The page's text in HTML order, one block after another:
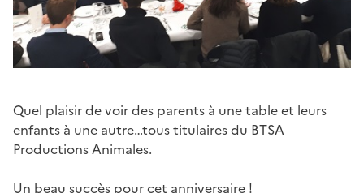
Quel plaisir de voir des parents à une table et leurs
enfants à une autre…tous titulaires du BTSA
Productions Animales.
Un beau succès pour cet anniversaire !